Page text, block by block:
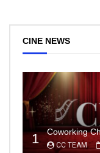
CINE NEWS
1 Coworking
CC TEAM